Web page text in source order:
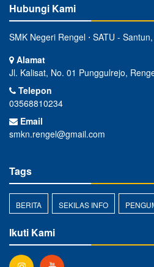
Hubungi Kami
SMK Negeri Rengel ⋅ SATU -
Alamat
Jl. Kalisat, No. 01 Punggulrejo,
Telepon
03568810234
Email
smkn.rengel@gmail.com
Tags
BERITA SEKILAS INFO
Ikuti Kami